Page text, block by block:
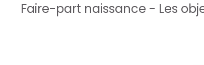
Faire-part naissance - Les